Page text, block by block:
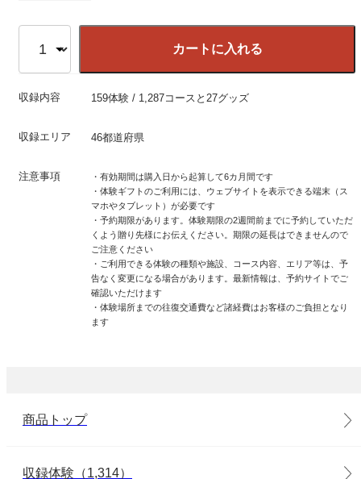
カートに入れる
収録内容 159体験 / 1,287コースと27グッズ
収録エリア 46都道府県
注意事項
・有効期間は購入日から起算して6カ月間です
・体験ギフトのご利用には、ウェブサイトを表示できる端末（ス
マホやタブレット）が必要です
・予約期限があります。体験期限の2週間前までに予約していただ
くよう贈り先様にお伝えください。期限の延長はできませんので
ご注意ください
・ご利用できる体験の種類や施設、コース内容、エリア等は、予
告なく変更になる場合があります。最新情報は、予約サイトでご
確認いただけます
・体験場所までの往復交通費など諸経費はお客様のご負担となり
ます
商品トップ
収録体験（1,314）